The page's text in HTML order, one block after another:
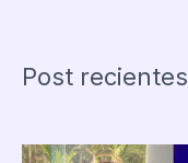
buscados
fue
Post recientes